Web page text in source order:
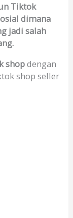
Tiktok
dimana
jadi salah
shopdengan
shop seller